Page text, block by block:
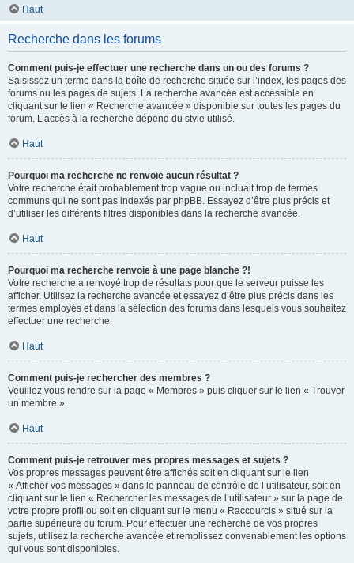
Haut
Recherche dans les forums
Comment puis-je effectuer une recherche dans un ou des forums ?
Saisissez un terme dans la boîte de recherche située sur l’index, les pages des
forums ou les pages de sujets. La recherche avancée est accessible en
cliquant sur le lien « Recherche avancée » disponible sur toutes les pages du
forum. L’accès à la recherche dépend du style utilisé.
Haut
Pourquoi ma recherche ne renvoie aucun résultat ?
Votre recherche était probablement trop vague ou incluait trop de termes
communs qui ne sont pas indexés par phpBB. Essayez d’être plus précis et
d’utiliser les différents filtres disponibles dans la recherche avancée.
Haut
Pourquoi ma recherche renvoie à une page blanche ?!
Votre recherche a renvoyé trop de résultats pour que le serveur puisse les
afficher. Utilisez la recherche avancée et essayez d’être plus précis dans les
termes employés et dans la sélection des forums dans lesquels vous souhaitez
effectuer une recherche.
Haut
Comment puis-je rechercher des membres ?
Veuillez vous rendre sur la page « Membres » puis cliquer sur le lien « Trouver
un membre ».
Haut
Comment puis-je retrouver mes propres messages et sujets ?
Vos propres messages peuvent être affichés soit en cliquant sur le lien
« Afficher vos messages » dans le panneau de contrôle de l’utilisateur, soit en
cliquant sur le lien « Rechercher les messages de l’utilisateur » sur la page de
votre propre profil ou soit en cliquant sur le menu « Raccourcis » situé sur la
partie supérieure du forum. Pour effectuer une recherche de vos propres
sujets, utilisez la recherche avancée et remplissez convenablement les options
qui vous sont disponibles.